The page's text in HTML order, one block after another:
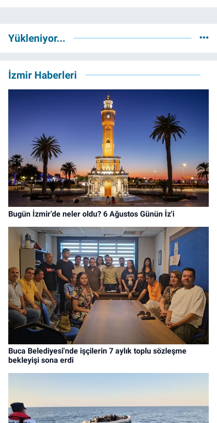
Yükleniyor...
İzmir Haberleri
Bugün İzmir’de neler oldu? 6 Ağustos Günün İz'i
Buca Belediyesi'nde işçilerin 7 aylık toplu sözleşme
bekleyişi sona erdi